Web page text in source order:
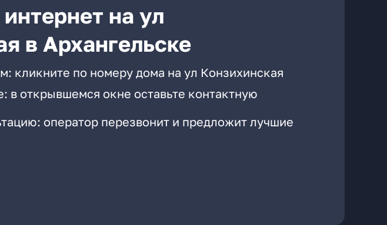
на ул
в Архангельске
кликните по номеру дома на ул Конзихинская
в открывшемся окне оставьте контактную
оператор перезвонит и предложит лучшие